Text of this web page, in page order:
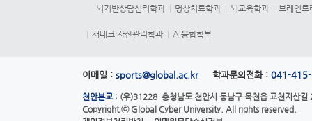
뇌기반상담심리학과 명상치료학과 뇌교육학과 브레인트
재테크·자산관리학과 AI융합학부
이메일 : sports@global.ac.kr 학과문의전화 : 041-
천안본교: (우)31228 충청남도 천안시 동남구 목천읍 교천지산
Copyright ⓒ Global Cyber University. All rights reserved.